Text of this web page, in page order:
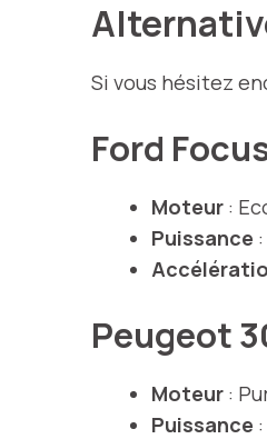
Si vous hésitez
Ford
Moteur :
Puissance
Peugeot
Moteur :
Puissance :